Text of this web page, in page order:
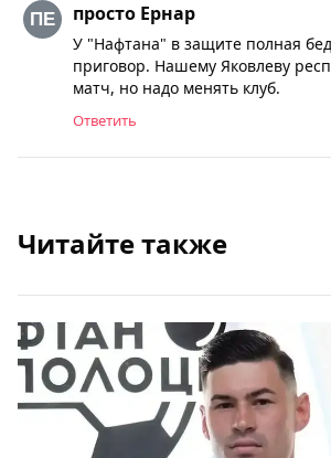
просто Ернар
У "Нафтана" в защите полная
приговор. Нашему Яковлеву
матч, но надо менять клуб.
Ответить
Читайте также